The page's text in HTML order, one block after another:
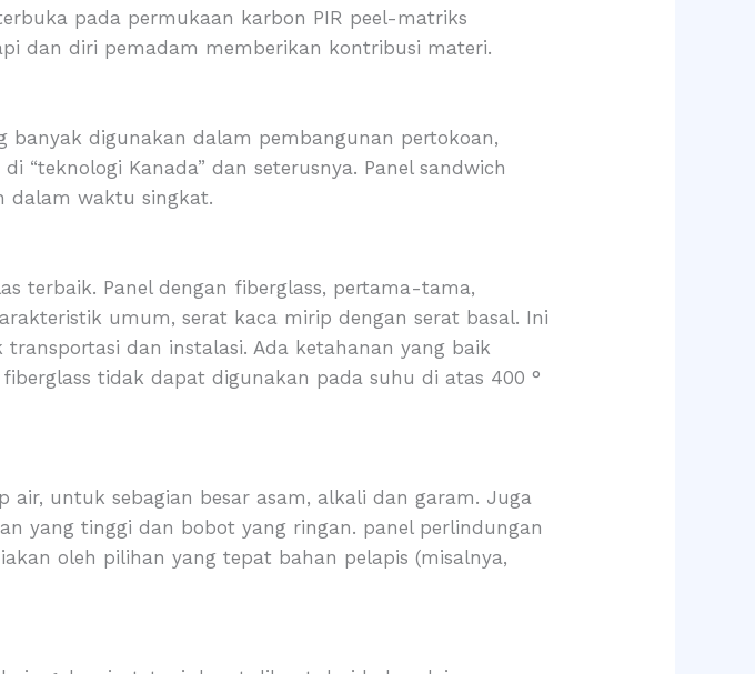
pada permukaan karbon PIR peel-matriks
dan diri pemadam memberikan kontribusi materi.
banyak digunakan dalam pembangunan pertokoan,
“teknologi Kanada” dan seterusnya. Panel sandwich
dalam waktu singkat.
terbaik. Panel dengan fiberglass, pertama-tama,
umum, serat kaca mirip dengan serat basal. Ini
dan instalasi. Ada ketahanan yang baik
tidak dapat digunakan pada suhu di atas 400 °
air, untuk sebagian besar asam, alkali dan garam. Juga
yang tinggi dan bobot yang ringan. panel perlindungan
oleh pilihan yang tepat bahan pelapis (misalnya,